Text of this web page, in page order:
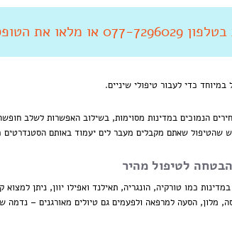
את הטופס מטה
כדי לעבור טיפולי שיניים.
הנמוכים במדינות מסוימות, בשילוב האפשרות לשלב
שהטיפול שאתם מקבלים מעבר לים יעמוד באותם הסטנדרטים
לטיפול מהיר
כמו טורקיה, הונגריה, תאילנד ואפילו יוון, ניתן
מלון, הסעה למרפאה ולפעמים גם טיולים מאורגנים –